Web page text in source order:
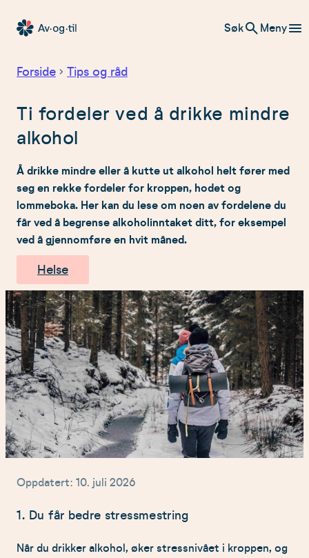
Av-
til
Søk Meny
Forside Tips og råd
Ti fordeler ved å drikke mindre
alkohol
Å drikke mindre eller å kutte ut alkohol helt fører med
seg en rekke fordeler for kroppen, hodet og
lommeboka. Her kan du lese om noen av fordelene du
får ved å begrense alkoholinntaket ditt, for eksempel
ved å gjennomføre en hvit måned.
Helse
Oppdatert: 10. juli 2026
1. Du får bedre stressmestring
Når du drikker alkohol, øker stressnivået i kroppen, og